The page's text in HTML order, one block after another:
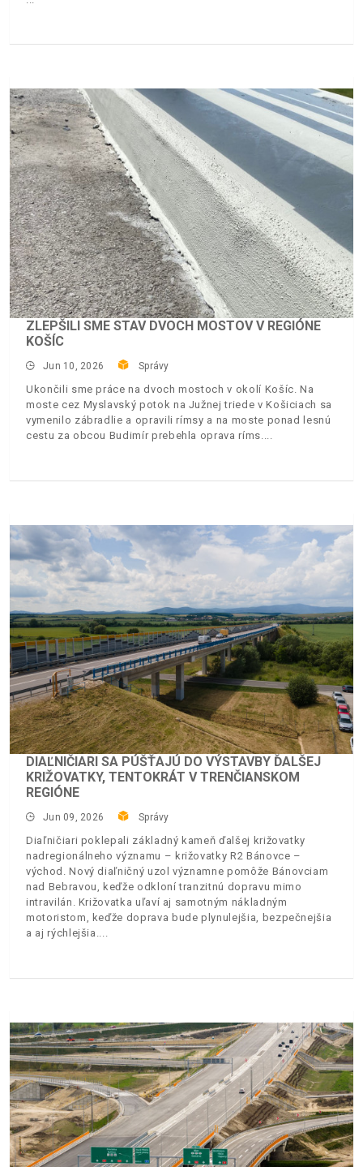
ZLEPŠILI SME STAV DVOCH MOSTOV V REGIÓNE
KOŠÍC
Jun 10, 2026 Správy
Ukončili sme práce na dvoch mostoch v okolí Košíc. Na
moste cez Myslavský potok na Južnej triede v Košiciach sa
vymenilo zábradlie a opravili rímsy a na moste ponad lesnú
cestu za obcou Budimír prebehla oprava ríms.
DIAĽNIČIARI SA PÚŠŤAJÚ DO VÝSTAVBY ĎALŠEJ
KRIŽOVATKY, TENTOKRÁT V TRENČIANSKOM
REGIÓNE
Jun 09, 2026 Správy
Diaľničiari poklepali základný kameň ďalšej križovatky
nadregionálneho významu – križovatky R2 Bánovce –
východ. Nový diaľničný uzol významne pomôže Bánovciam
nad Bebravou, keďže odkloní tranzitnú dopravu mimo
intravilán. Križovatka uľaví aj samotným nákladným
motoristom, keďže doprava bude plynulejšia, bezpečnejšia
a aj rýchlejšia.